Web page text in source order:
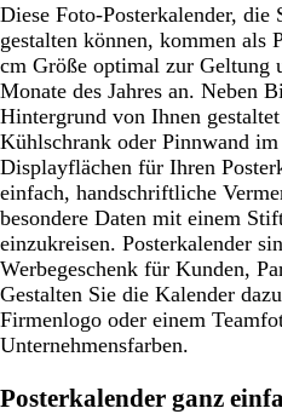
Diese Foto-Posterkalender, die
gestalten können, kommen als
cm Größe optimal zur Geltung
Monate des Jahres an. Neben
Hintergrund von Ihnen
Kühlschrank oder Pinnwand
Displayflächen für Ihren
einfach, handschriftliche
besondere Daten mit einem
einzukreisen. Posterkalender
Werbegeschenk für Kunden,
Gestalten Sie die Kalender
Firmenlogo oder einem
Unternehmensfarben.
Posterkalender ganz